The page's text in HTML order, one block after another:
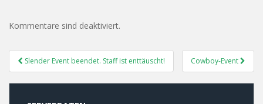
Kommentare sind deaktiviert.
Post
Navigation
Slender Event beendet. Staff ist enttäuscht! Cowboy-Event